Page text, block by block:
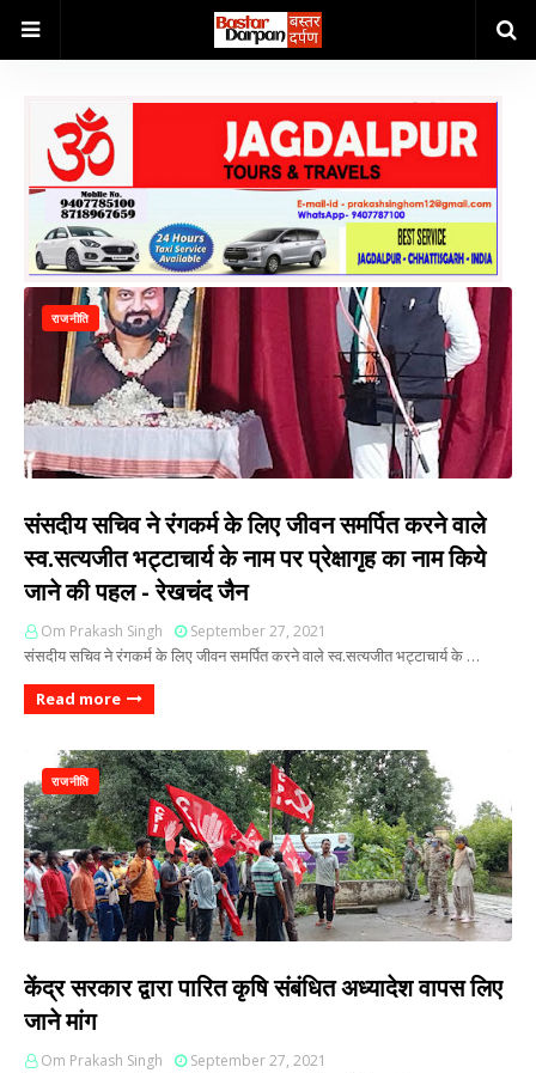
राजनीति
संसदीय सचिव ने रंगकर्म के लिए जीवन समर्पित करने वाले
स्व.सत्यजीत भट्टाचार्य के नाम पर प्रेक्षागृह का नाम किये
जाने की पहल - रेखचंद जैन
Om Prakash Singh September 27, 2021
संसदीय सचिव ने रंगकर्म के लिए जीवन समर्पित करने वाले स्व.सत्यजीत भट्टाचार्य के …
Read more
राजनीति
केंद्र सरकार द्वारा पारित कृषि संबंधित अध्यादेश वापस लिए
जाने मांग
Om Prakash Singh September 27, 2021